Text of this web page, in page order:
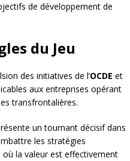
de développement de
du Jeu
des initiatives de l’OCDE et
aux entreprises opérant
transfrontalières.
un tournant décisif dans
les stratégies
où la valeur est effectivement